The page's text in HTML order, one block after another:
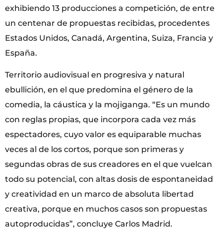
exhibiendo 13 producciones a competición, de entre
un centenar de propuestas recibidas, procedentes
Estados Unidos, Canadá, Argentina, Suiza, Francia y
España.
Territorio audiovisual en progresiva y natural
ebullición, en el que predomina el género de la
comedia, la cáustica y la mojiganga. “Es un mundo
con reglas propias, que incorpora cada vez más
espectadores, cuyo valor es equiparable muchas
veces al de los cortos, porque son primeras y
segundas obras de sus creadores en el que vuelcan
todo su potencial, con altas dosis de espontaneidad
y creatividad en un marco de absoluta libertad
creativa, porque en muchos casos son propuestas
autoproducidas”, concluye Carlos Madrid.